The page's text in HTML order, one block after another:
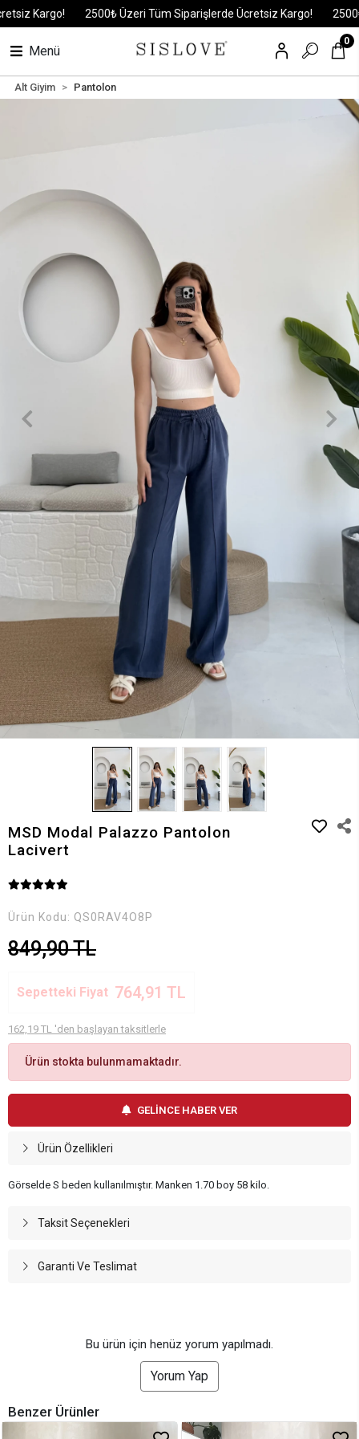
Kargo! 2500₺ Üzeri Tüm Siparişlerde Ücretsiz Kargo! 2500₺
Menü
0
Alt Giyim Pantolon
MSD Modal Palazzo Pantolon
Lacivert
Ürün Kodu: QS0RAV4O8P
849,90 TL
Sepetteki Fiyat 764,91 TL
162,19 TL 'den başlayan taksitlerle
Ürün stokta bulunmamaktadır.
GELİNCE HABER VER
Ürün Özellikleri
Görselde S beden kullanılmıştır. Manken 1.70 boy 58 kilo.
Taksit Seçenekleri
Garanti Ve Teslimat
Bu ürün için henüz yorum yapılmadı.
Yorum Yap
Benzer Ürünler